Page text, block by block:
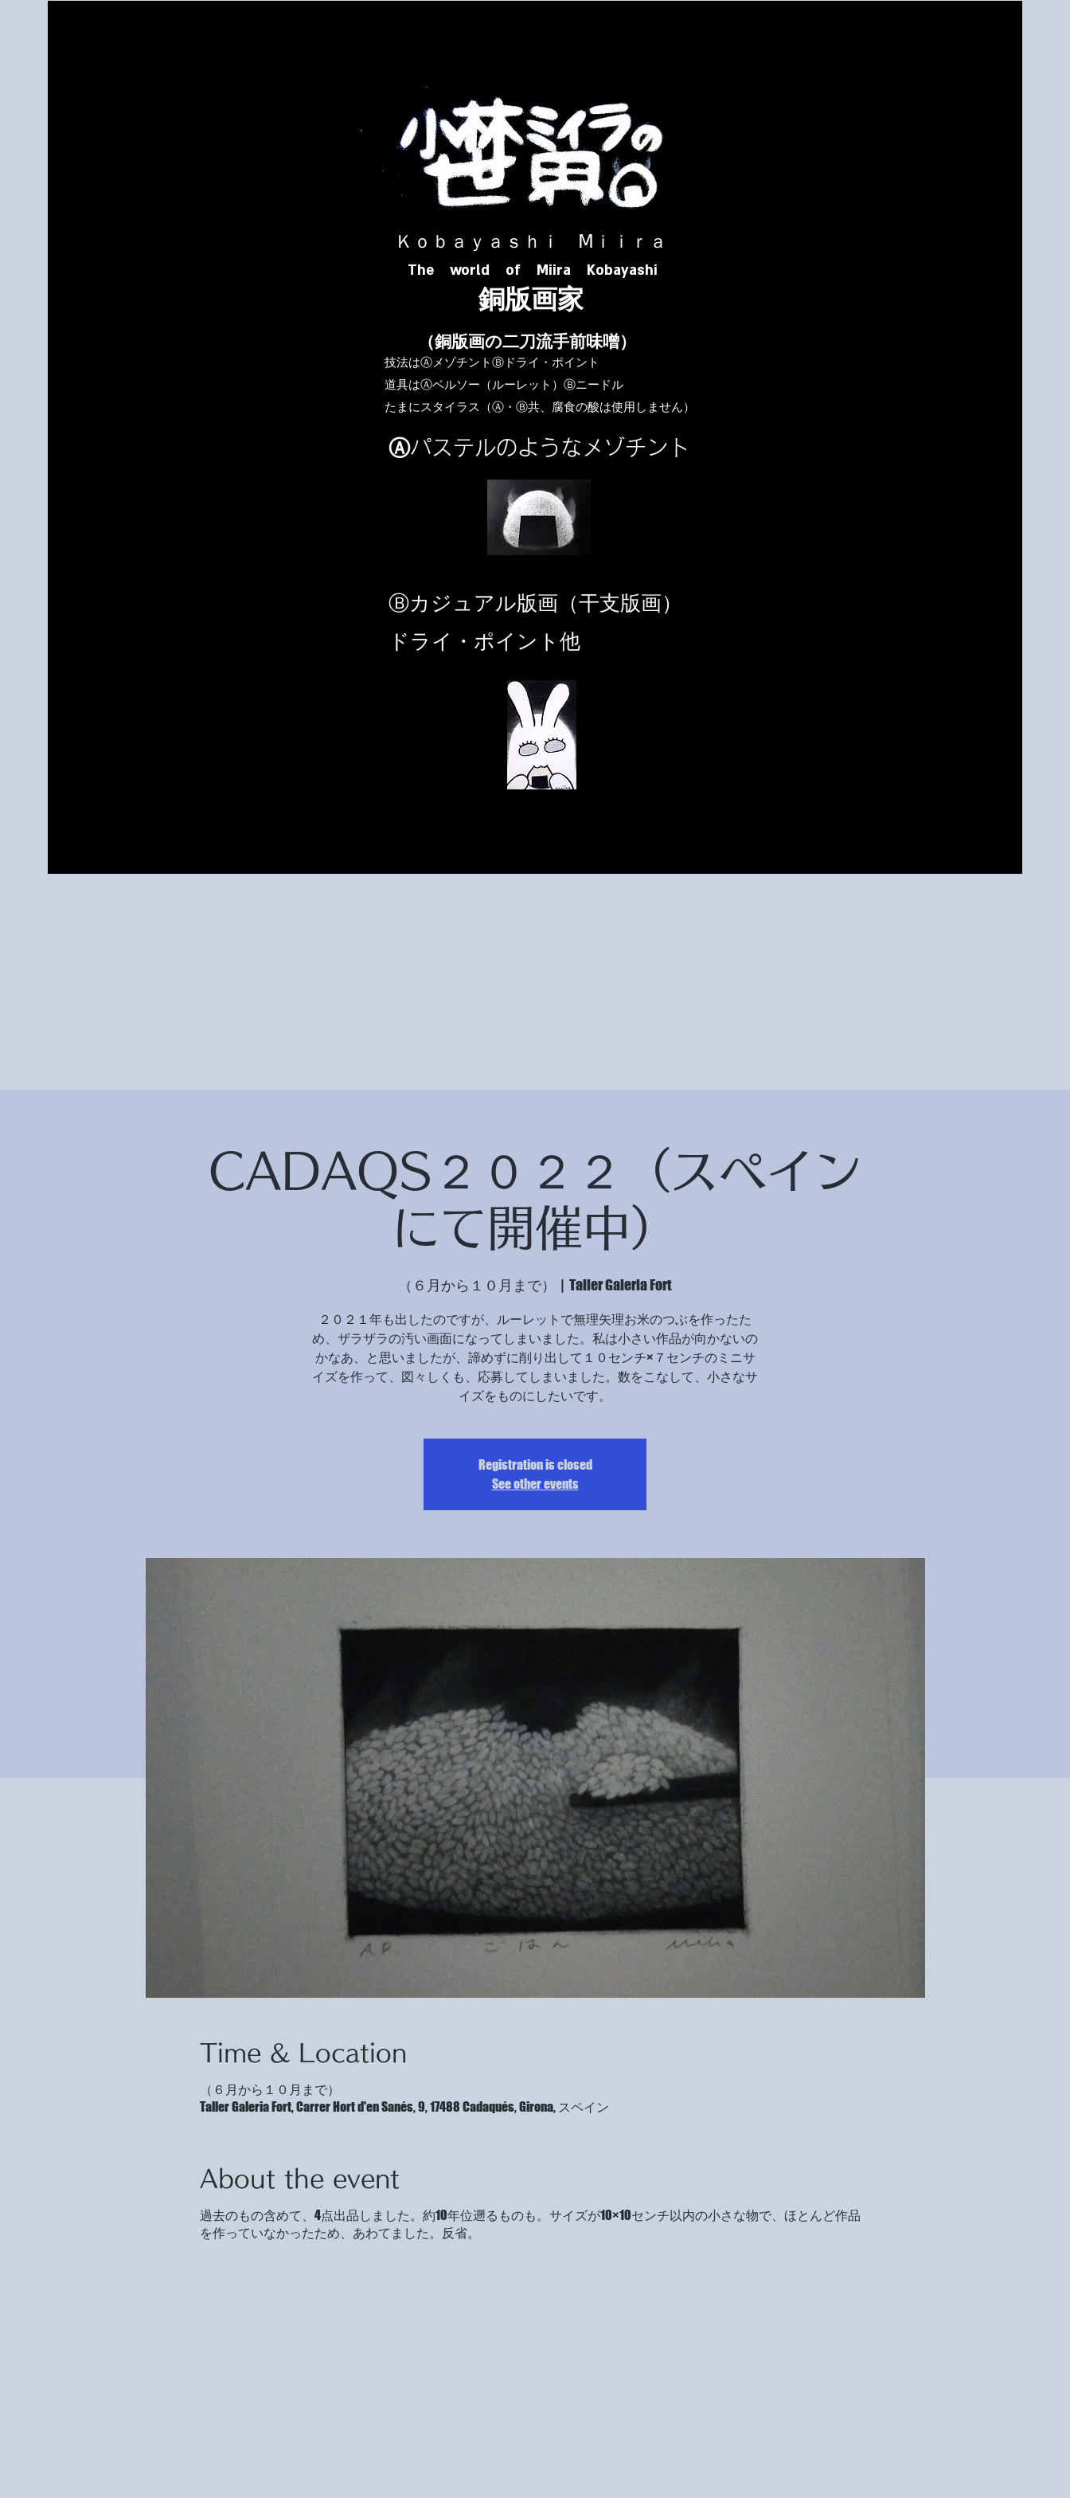
​ Ｋｏｂａｙａｓｈｉ Ⅿｉｉｒａ​
The world of Miira Kobayashi
​銅版画家
​（銅版画の二刀流手前味噌）
​技法はⒶメゾチントⒷドライ・ポイント
道具はⒶベルソー（ルーレット）Ⓑニードル
​たまにスタイラス（Ⓐ・Ⓑ共、腐食の酸は使用しません）
Ⓐパステルのようなメゾチント
​Ⓑカジュアル版画（干支版画）
ドライ・ポイント他
CADAQS２０２２（スペイン
にて開催中）
（６月から１０月まで）
  |
Taller Galeria Fort
２０２１年も出したのですが、ルーレットで無理矢理お米のつぶを作ったた
め、ザラザラの汚い画面になってしまいました。私は小さい作品が向かないの
かなあ、と思いましたが、諦めずに削り出して１０センチ×７センチのミニサ
イズを作って、図々しくも、応募してしまいました。数をこなして、小さなサ
イズをものにしたいです。
Registration is closed
See other events
Time & Location
（６月から１０月まで）
Taller Galeria Fort, Carrer Hort d'en Sanés, 9, 17488 Cadaqués, Girona, スペイン
About the event
過去のもの含めて、4点出品しました。約10年位遡るものも。サイズが10×10センチ以内の小さな物で、ほとんど作品
を作っていなかったため、あわてました。反省。